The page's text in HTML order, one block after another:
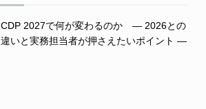
CDP 2027で何が変わるのか ― 2026との
違いと実務担当者が押さえたいポイント ―